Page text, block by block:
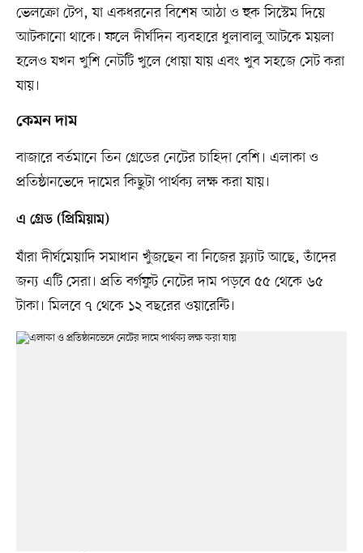
ভেলক্রো টেপ, যা একধরনের বিশেষ আঠা ও হুক সিস্টেম দিয়ে
আটকানো থাকে। ফলে দীর্ঘদিন ব্যবহারে ধুলাবালু আটকে ময়লা
হলেও যখন খুশি নেটটি খুলে ধোয়া যায় এবং খুব সহজে সেট করা
যায়।
কেমন দাম
বাজারে বর্তমানে তিন গ্রেডের নেটের চাহিদা বেশি। এলাকা ও
প্রতিষ্ঠানভেদে দামের কিছুটা পার্থক্য লক্ষ করা যায়।
এ গ্রেড (প্রিমিয়াম)
যাঁরা দীর্ঘমেয়াদি সমাধান খুঁজছেন বা নিজের ফ্ল্যাট আছে, তাঁদের
জন্য এটি সেরা। প্রতি বর্গফুট নেটের দাম পড়বে ৫৫ থেকে ৬৫
টাকা। মিলবে ৭ থেকে ১২ বছরের ওয়ারেন্টি।